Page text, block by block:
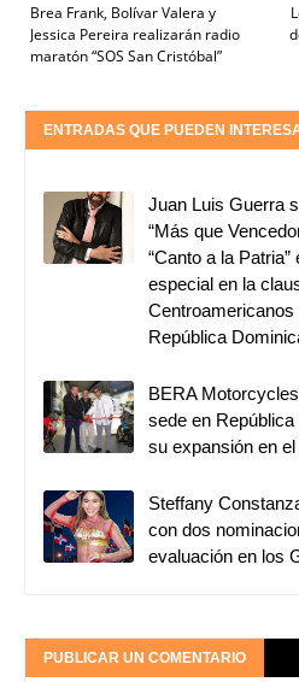
Brea Frank, Bolívar Valera y
Jessica Pereira realizarán radio
maratón “SOS San Cristóbal”
ENTRADAS QUE PUEDEN
Juan Luis Guerra
“Más que
“Canto a la
especial en la
República
BERA
sede en
su expansión en
Steffany
con dos
evaluación en los
PUBLICAR UN COMENTARIO